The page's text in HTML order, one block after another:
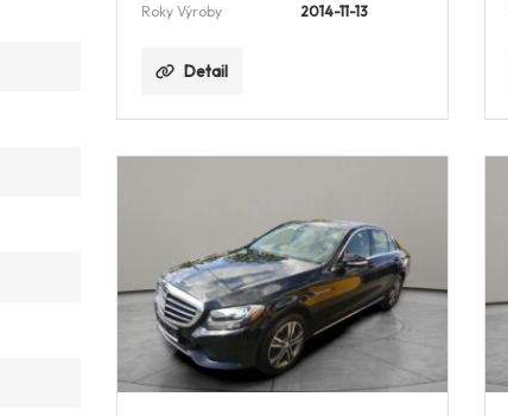
Roky Výroby
2014-11-13
Detail